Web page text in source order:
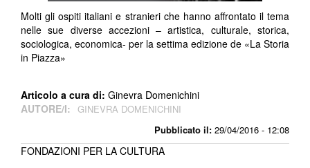
Pubblicato il: 29/04/2016 - 12:08
Molti gli ospiti italiani e stranieri che hanno affrontato il tema
nelle sue diverse accezioni – artistica, culturale, storica,
sociologica, economica- per la settima edizione de «La Storia
in Piazza»
Articolo a cura di: Ginevra Domenichini
AUTORE/I: GINEVRA DOMENICHINI
FONDAZIONI PER LA CULTURA